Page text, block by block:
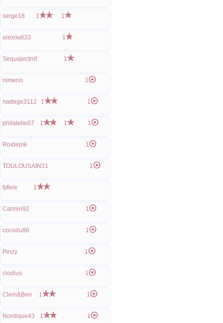
serge18 1 1
alexouil33 1
Sequajectrof 1
nimeno 1
nadege3112 1 1
philatelie07 1 1 1
Roidepik 1
TOULOUSAIN31 1
fyfere 1
Carmin92 1
cocodu86 1
Pinzy 1
clodius 1
Clem&Ben 1 1
Nordique43 1 1